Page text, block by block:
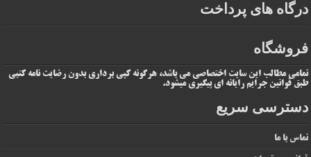
درگاه های پرداخت
فروشگاه
تمامی مطالب این سایت اختصاصی می باشد، هرگونه کپی برداری بدون رضایت نامه کتبی
طبق قوانین جرایم رایانه ای پیگیری میشود.
دسترسی سریع
تماس با ما